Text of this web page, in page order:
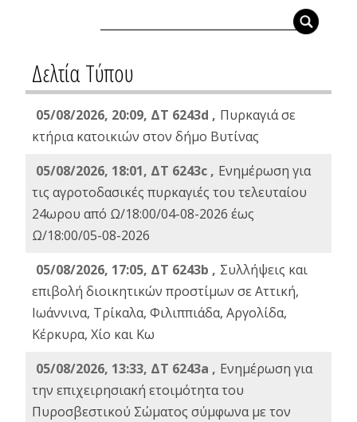
Δελτία Τύπου
05/08/2026, 20:09, ΔΤ 6243d , Πυρκαγιά σε
κτήρια κατοικιών στον δήμο Βυτίνας
05/08/2026, 18:01, ΔΤ 6243c , Ενημέρωση για
τις αγροτοδασικές πυρκαγιές του τελευταίου
24ωρου από Ω/18:00/04-08-2026 έως
Ω/18:00/05-08-2026
05/08/2026, 17:05, ΔΤ 6243b , Συλλήψεις και
επιβολή διοικητικών προστίμων σε Αττική,
Ιωάννινα, Τρίκαλα, Φιλιππιάδα, Αργολίδα,
Κέρκυρα, Χίο και Κω
05/08/2026, 13:33, ΔΤ 6243a , Ενημέρωση για
την επιχειρησιακή ετοιμότητα του
Πυροσβεστικού Σώματος σύμφωνα με τον